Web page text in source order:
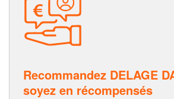
Recommandez DELAGE
soyez en récompensés